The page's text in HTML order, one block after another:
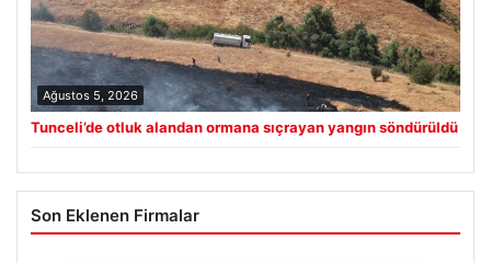
Ağustos 5, 2026
Tunceli’de otluk alandan ormana sıçrayan yangın söndürüldü
Son Eklenen Firmalar